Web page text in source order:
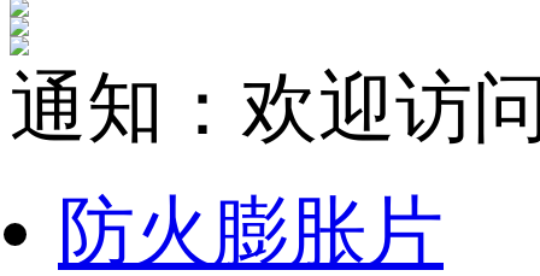
通知：欢迎访
防火膨胀片